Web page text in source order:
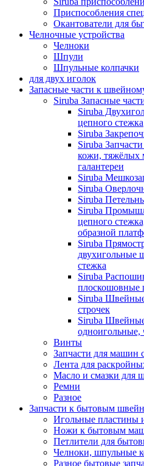
Приспособления
Окантователи для
Челночные устройства
Челноки
Шпули
Шпульные колпачки
для двух иголок
Запасные части к
Siruba Запасные
Siruba
цепного стежка
Siruba
Siruba
кожи, тяжёлых
галантереи
Siruba
Siruba
Siruba
Siruba
цепного
образной
Siruba
двухигольные
стежка
Siruba
Siruba
строчек
Siruba
одноигольные,
Винты
Запчасти для машин
Лента для
Масло и смазки для
Ремни
Разное
Запчасти к бытовым
Игольные пластины
Ножи к бытовым
Петлители для
Челноки, шпульные
Разное бытовые